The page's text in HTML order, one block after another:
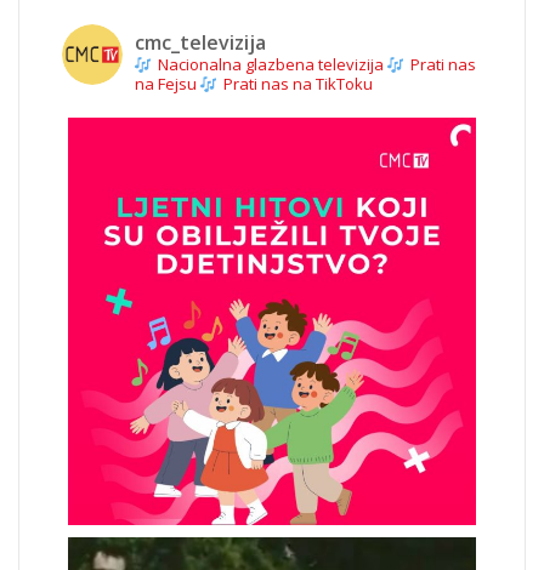
cmc_televizija
Nacionalna glazbena televizija
Prati nas
na Fejsu
Prati nas na TikToku